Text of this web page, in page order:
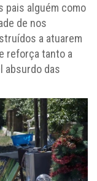
pais alguém como
de nos
a atuarem
reforça tanto a
absurdo das